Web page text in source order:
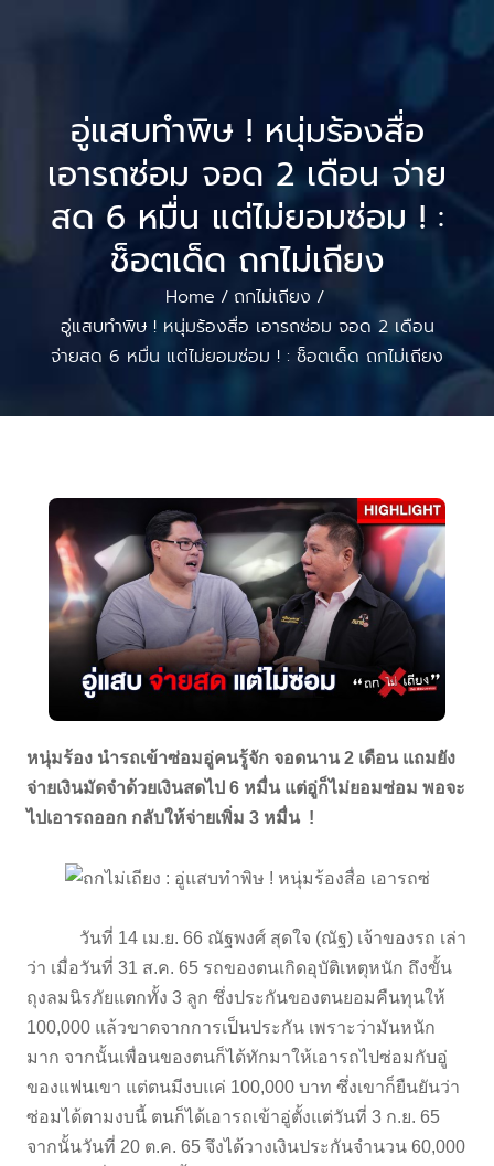
อู่แสบทำพิษ ! หนุ่มร้องสื่อ
เอารถซ่อม จอด 2 เดือน จ่าย
สด 6 หมื่น แต่ไม่ยอมซ่อม ! :
ช็อตเด็ด ถกไม่เถียง
Home / ถกไม่เถียง /
อู่แสบทำพิษ ! หนุ่มร้องสื่อ เอารถซ่อม จอด 2 เดือน
จ่ายสด 6 หมื่น แต่ไม่ยอมซ่อม ! : ช็อตเด็ด ถกไม่เถียง
หนุ่มร้อง นำรถเข้าซ่อมอู่คนรู้จัก จอดนาน 2 เดือน แถมยัง
จ่ายเงินมัดจำด้วยเงินสดไป 6 หมื่น แต่อู่ก็ไม่ยอมซ่อม พอจะ
ไปเอารถออก กลับให้จ่ายเพิ่ม 3 หมื่น !
วันที่ 14 เม.ย. 66 ณัฐพงศ์ สุดใจ (ณัฐ) เจ้าของรถ เล่า
ว่า เมื่อวันที่ 31 ส.ค. 65 รถของตนเกิดอุบัติเหตุหนัก ถึงขั้น
ถุงลมนิรภัยแตกทั้ง 3 ลูก ซึ่งประกันของตนยอมคืนทุนให้
100,000 แล้วขาดจากการเป็นประกัน เพราะว่ามันหนัก
มาก จากนั้นเพื่อนของตนก็ได้ทักมาให้เอารถไปซ่อมกับอู่
ของแฟนเขา แต่ตนมีงบแค่ 100,000 บาท ซึ่งเขาก็ยืนยันว่า
ซ่อมได้ตามงบนี้ ตนก็ได้เอารถเข้าอู่ตั้งแต่วันที่ 3 ก.ย. 65
จากนั้นวันที่ 20 ต.ค. 65 จึงได้วางเงินประกันจำนวน 60,000